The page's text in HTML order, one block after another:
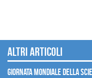
Altri articoli
Giornata mondiale della